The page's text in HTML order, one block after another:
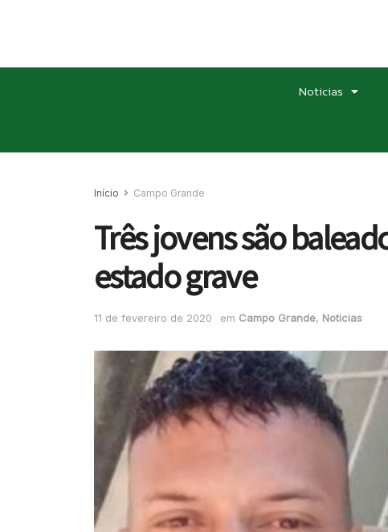
Noticias
Início Campo Grande
Três jovens são
estado grave
11 de fevereiro de 2020 em Campo Grande, Noticias